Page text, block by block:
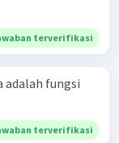
terverifikasi
adalah fungsi
terverifikasi